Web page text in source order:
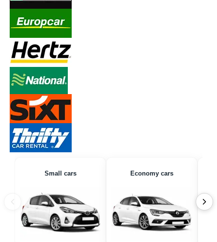
Small cars Economy cars